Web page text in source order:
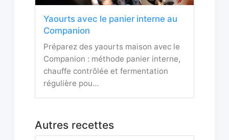
Yaourts avec le panier interne au
Companion
Préparez des yaourts maison avec le
Companion : méthode panier interne,
chauffe contrôlée et fermentation
régulière pou…
Autres recettes